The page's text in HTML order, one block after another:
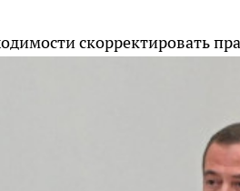
скорректировать